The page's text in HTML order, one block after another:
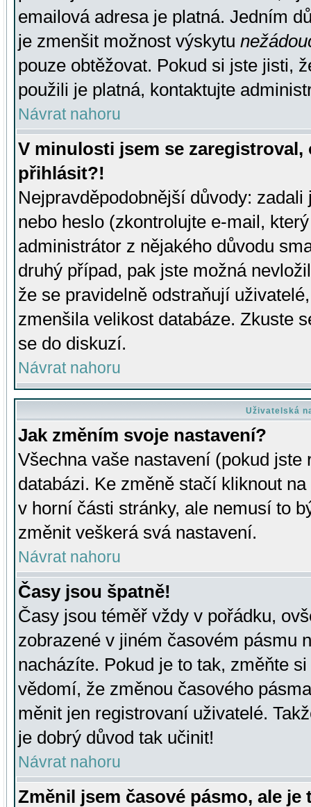
emailová adresa je platná. Jedním
je zmenšit možnost výskytu
pouze obtěžovat. Pokud si jste jisti,
použili je platná, kontaktujte
Návrat nahoru
V minulosti jsem se
přihlásit?!
Nejpravděpodobnější důvody:
nebo heslo (zkontrolujte e-mail,
administrátor z nějakého důvodu
druhý případ, pak jste možná
že se pravidelně odstraňují
zmenšila velikost databáze. Zkuste
se do diskuzí.
Návrat nahoru
Uživatelská
Jak změním svoje nastavení?
Všechna vaše nastavení (pokud
databázi. Ke změně stačí kliknout
v horní části stránky, ale nemusí to
změnit veškerá svá nastavení.
Návrat nahoru
Časy jsou špatně!
Časy jsou téměř vždy v pořádku,
zobrazené v jiném časovém pásmu
nacházíte. Pokud je to tak, změňte
vědomí, že změnou časového
měnit jen registrovaní uživatelé.
je dobrý důvod tak učinit!
Návrat nahoru
Změnil jsem časové pásmo, ale je